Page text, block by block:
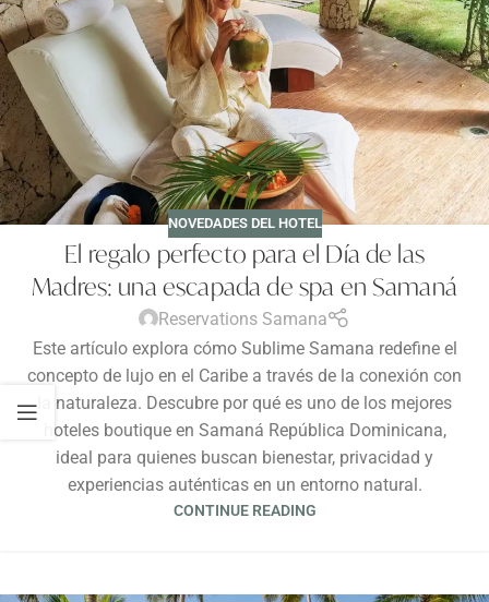
NOVEDADES DEL HOTEL
El regalo perfecto para el Día de las
Madres: una escapada de spa en Samaná
Reservations Samana
Este artículo explora cómo Sublime Samana redefine el
concepto de lujo en el Caribe a través de la conexión con
la naturaleza. Descubre por qué es uno de los mejores
hoteles boutique en Samaná República Dominicana,
ideal para quienes buscan bienestar, privacidad y
experiencias auténticas en un entorno natural.
CONTINUE READING